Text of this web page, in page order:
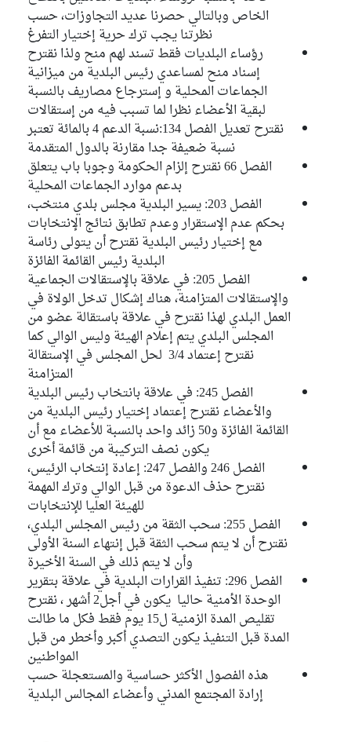
الخاص وبالتالي حصرنا عديد التجاوزات، حسب
نظرتنا يجب ترك حرية إختيار التفرغ
رؤساء البلديات فقط تسند لهم منح ولذا نقترح
إسناد منح لمساعدي رئيس البلدية من ميزانية
الجماعات المحلية و إسترجاع مصاريف بالنسبة
لبقية الأعضاء نظرا لما تسبب فيه من إستقالات
نقترح تعديل الفصل 134:نسبة الدعم 4 بالمائة تعتبر
نسبة ضعيفة جدا مقارنة بالدول المتقدمة
الفصل 66 نقترح إلزام الحكومة وجوبا باب يتعلق
بدعم موارد الجماعات المحلية
الفصل 203: يسير البلدية مجلس بلدي منتخب،
بحكم عدم الإستقرار وعدم تطابق نتائج الإنتخابات
مع إختيار رئيس البلدية نقترح أن يتولى رئاسة
البلدية رئيس القائمة الفائزة
الفصل 205: في علاقة بالإستقالات الجماعية
والإستقالات المتزامنة، هناك إشكال تدخل الولاة في
العمل البلدي لهذا نقترح في علاقة باستقالة عضو من
المجلس البلدي يتم إعلام الهيئة وليس الوالي كما
نقترح إعتماد 3/4 لحل المجلس في الإستقالة
المتزامنة
الفصل 245: في علاقة بانتخاب رئيس البلدية
والأعضاء نقترح إعتماد إختيار رئيس البلدية من
القائمة الفائزة و50 زائد واحد بالنسبة للأعضاء مع أن
يكون نصف التركيبة من قائمة أخرى
الفصل 246 والفصل 247: إعادة إنتخاب الرئيس،
نقترح حذف الدعوة من قبل الوالي وترك المهمة
للهيئة العليا للإنتخابات
الفصل 255: سحب الثقة من رئيس المجلس البلدي،
نقترح أن لا يتم سحب الثقة قبل إنتهاء السنة الأولى
وأن لا يتم ذلك في السنة الأخيرة
الفصل 296: تنفيذ القرارات البلدية في علاقة بتقرير
الوحدة الأمنية حاليا يكون في أجل2 أشهر ، نقترح
تقليص المدة الزمنية ل15 يوم فقط فكل ما طالت
المدة قبل التنفيذ يكون التصدي أكبر وأخطر من قبل
المواطنين
هذه الفصول الأكثر حساسية والمستعجلة حسب
إرادة المجتمع المدني وأعضاء المجالس البلدية